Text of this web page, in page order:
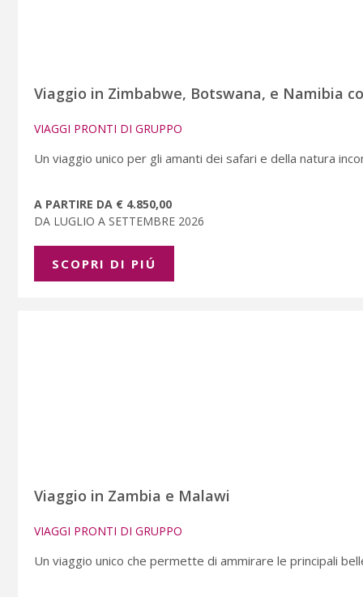
Viaggio in Zimbabwe, Botswana, e Namibia
VIAGGI PRONTI DI GRUPPO
Un viaggio unico per gli amanti dei safari e della natura
A PARTIRE DA € 4.850,00
DA LUGLIO A SETTEMBRE 2026
SCOPRI DI PIÚ
Viaggio in Zambia e Malawi
VIAGGI PRONTI DI GRUPPO
Un viaggio unico che permette di ammirare le principali